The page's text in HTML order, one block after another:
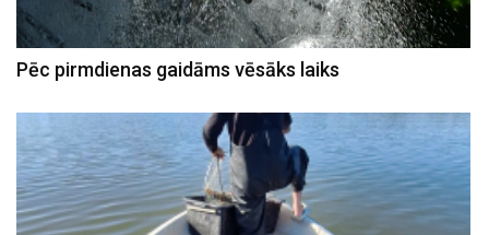
Pēc pirmdienas gaidāms vēsāks laiks